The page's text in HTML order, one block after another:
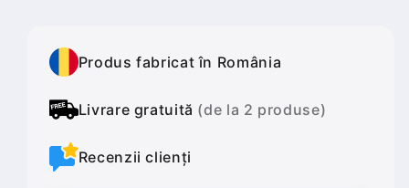
Produs fabricat în România
Livrare gratuită (de la 2 produse)
Recenzii clienți